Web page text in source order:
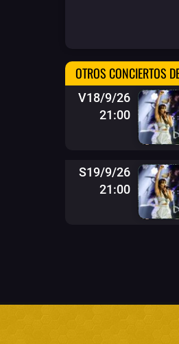
OTROS CONCIERTOS
V18/9/26
21:00
S19/9/26
21:00